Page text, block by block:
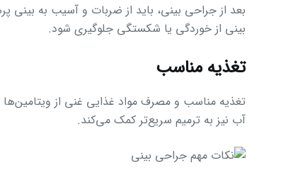
بعد از جراحی بینی، باید از ضربات و آسیب به بینی
بینی از خوردگی یا شکستگی جلوگیری شود.
تغذیه مناسب
تغذیه مناسب و مصرف مواد غذایی غنی از
آب نیز به ترمیم سریع‌تر کمک می‌کند.